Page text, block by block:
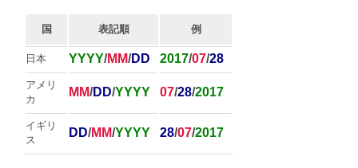
国 表記順 例
日本 YYYY/MM/DD 2017/07/28
アメリ
カ
MM/DD/YYYY 07/28/2017
イギリ
ス
DD/MM/YYYY 28/07/2017